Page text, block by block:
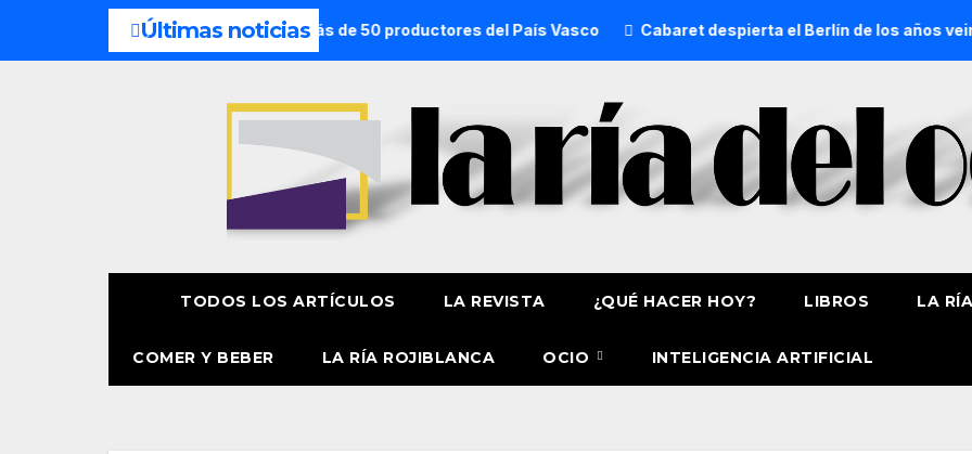
Últimas noticias
Lorenzo de Getxo reunirá a más de 50 productores del País Vasco Cabaret despierta el Berlín de los años veinte en
TODOS LOS ARTÍCULOS LA REVISTA ¿QUÉ HACER HOY? LIBROS LA
COMER Y BEBER LA RÍA ROJIBLANCA OCIO INTELIGENCIA ARTIFICIAL